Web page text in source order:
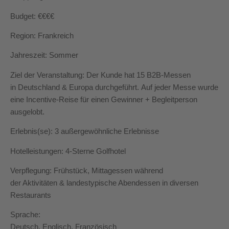
Budget: €€€€
Region: Frankreich
Jahreszeit: Sommer
Ziel der Veranstaltung: Der Kunde hat 15 B2B-Messen
in Deutschland & Europa durchgeführt. Auf jeder Messe wurde
eine Incentive-Reise für einen Gewinner + Begleitperson
ausgelobt.
Erlebnis(se): 3 außergewöhnliche Erlebnisse
Hotelleistungen: 4-Sterne Golfhotel
Verpflegung: Frühstück, Mittagessen während
der Aktivitäten & landestypische Abendessen in diversen
Restaurants
Sprache:
Deutsch, Englisch, Französisch